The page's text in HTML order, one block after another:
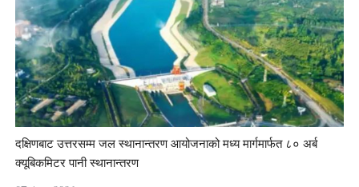
दक्षिणबाट उत्तरसम्म जल स्थानान्तरण आयोजनाको मध्य मार्गमार्फत ८० अर्ब
क्यूबिकमिटर पानी स्थानान्तरण